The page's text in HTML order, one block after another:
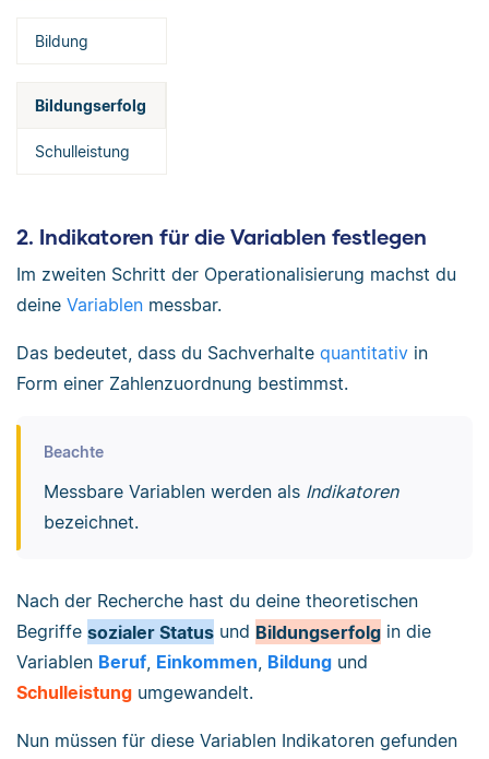
Bildung
Bildungserfolg
Schulleistung
2. Indikatoren für die Variablen festlegen
Im zweiten Schritt der Operationalisierung machst du
deine Variablen messbar.
Das bedeutet, dass du Sachverhalte quantitativ in
Form einer Zahlenzuordnung bestimmst.
Beachte
Messbare Variablen werden als Indikatoren
bezeichnet.
Nach der Recherche hast du deine theoretischen
Begriffe sozialer Status und Bildungserfolg in die
Variablen Beruf, Einkommen, Bildung und
Schulleistung umgewandelt.
Nun müssen für diese Variablen Indikatoren gefunden